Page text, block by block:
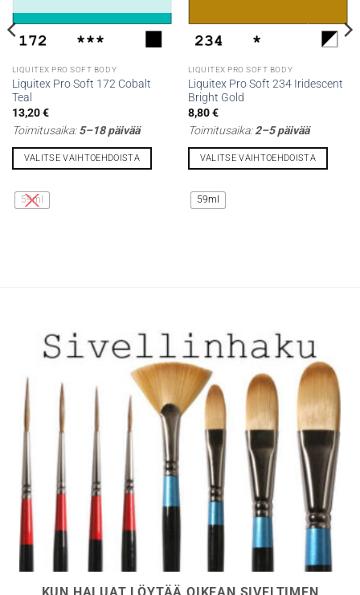
LIQUITEX PRO SOFT BODY
Liquitex Pro Soft 172 Cobalt
Teal
13,20€
Toimitusaika:5–18 päivää
VALITSE VAIHTOEHDOISTA
tuotteella
on
59ml
LIQUITEX PRO SOFT BODY
Liquitex Pro Soft 234 Iridescent
Bright Gold
8,80€
Toimitusaika:2–5 päivää
VALITSE VAIHTOEHDOISTA
tuotteella
on
59ml